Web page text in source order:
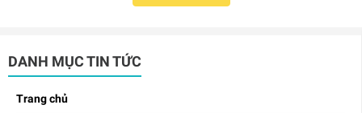
DANH MỤC TIN TỨC
Trang chủ